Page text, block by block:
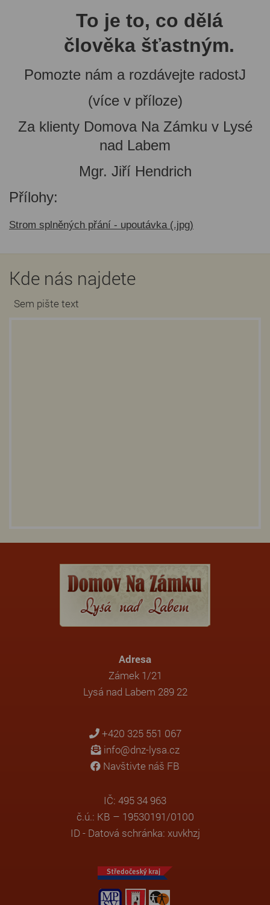
To je to, co dělá
člověka šťastným.
Pomozte nám a rozdávejte radostJ
(více v příloze)
Za klienty Domova Na Zámku v Lysé
nad Labem
Mgr. Jiří Hendrich
Přílohy:
Strom splněných přání - upoutávka (.jpg)
Kde nás najdete
Sem pište text
Adresa
Zámek 1/21
Lysá nad Labem 289 22
+420 325 551 067
info@dnz-lysa.cz
Navštivte náš FB
IČ: 495 34 963
č.ú.: KB – 19530191/0100
ID - Datová schránka: xuvkhzj